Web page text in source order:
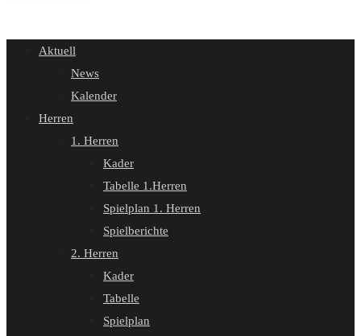
Aktuell
News
Kalender
Herren
1. Herren
Kader
Tabelle 1.Herren
Spielplan 1. Herren
Spielberichte
2. Herren
Kader
Tabelle
Spielplan